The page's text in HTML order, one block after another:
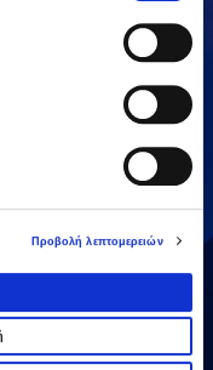
Προβολή λεπτομερειών
Ενέργεια
Παραχωρήσεις / ΣΔΙΤ
Λοιπές